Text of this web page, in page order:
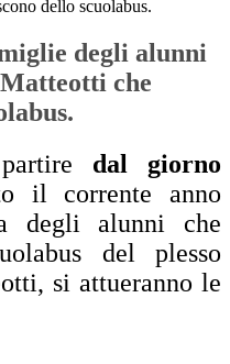
dello scuolabus.
degli alunni
che
dal giorno
il corrente anno
degli alunni che
del plesso
si attueranno le